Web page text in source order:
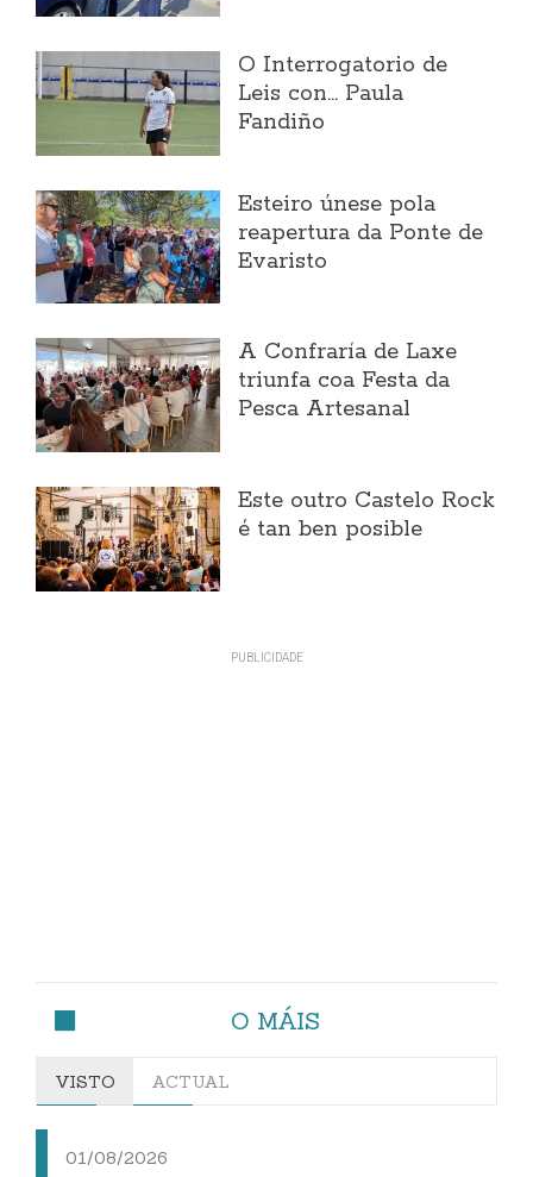
O Interrogatorio de
Leis con... Paula
Fandiño
Esteiro únese pola
reapertura da Ponte de
Evaristo
A Confraría de Laxe
triunfa coa Festa da
Pesca Artesanal
Este outro Castelo Rock
é tan ben posible
O MÁIS
VISTO ACTUAL
01/08/2026